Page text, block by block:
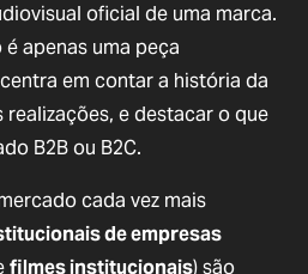
oficial de uma marca.
apenas uma peça
em contar a história da
e destacar o que
B2B ou B2C.
cada vez mais
de empresas
filmes institucionais) são